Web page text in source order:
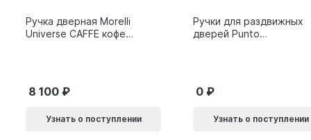
Ручка дверная Morelli
Universe CAFFE кофе
8 100
Узнать о поступлении
Ручки для раздвижных
дверей Punto
0
Узнать о поступлении